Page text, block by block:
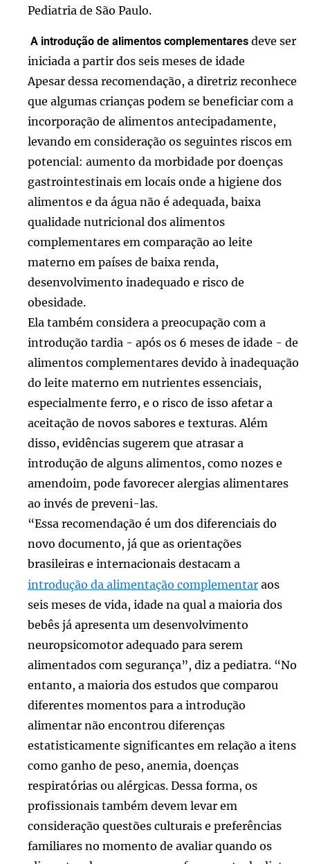
Pediatria de São Paulo.
A introdução de alimentos complementares deve ser
iniciada a partir dos seis meses de idade
Apesar dessa recomendação, a diretriz reconhece
que algumas crianças podem se beneficiar com a
incorporação de alimentos antecipadamente,
levando em consideração os seguintes riscos em
potencial: aumento da morbidade por doenças
gastrointestinais em locais onde a higiene dos
alimentos e da água não é adequada, baixa
qualidade nutricional dos alimentos
complementares em comparação ao leite
materno em países de baixa renda,
desenvolvimento inadequado e risco de
obesidade.
Ela também considera a preocupação com a
introdução tardia - após os 6 meses de idade - de
alimentos complementares devido à inadequação
do leite materno em nutrientes essenciais,
especialmente ferro, e o risco de isso afetar a
aceitação de novos sabores e texturas. Além
disso, evidências sugerem que atrasar a
introdução de alguns alimentos, como nozes e
amendoim, pode favorecer alergias alimentares
ao invés de preveni-las.
“Essa recomendação é um dos diferenciais do
novo documento, já que as orientações
brasileiras e internacionais destacam a
introdução da alimentação complementar aos
seis meses de vida, idade na qual a maioria dos
bebês já apresenta um desenvolvimento
neuropsicomotor adequado para serem
alimentados com segurança”, diz a pediatra. “No
entanto, a maioria dos estudos que comparou
diferentes momentos para a introdução
alimentar não encontrou diferenças
estatisticamente significantes em relação a itens
como ganho de peso, anemia, doenças
respiratórias ou alérgicas. Dessa forma, os
profissionais também devem levar em
consideração questões culturais e preferências
familiares no momento de avaliar quando os